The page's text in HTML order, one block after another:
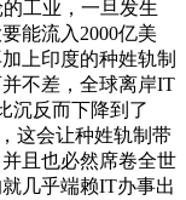
工业，一旦发生
能流入2000亿美
上印度的种姓轨制
不差，全球离岸IT
沉反而下降到了
这会让种姓轨制带
且也必然席卷全世
几乎端赖IT办事出